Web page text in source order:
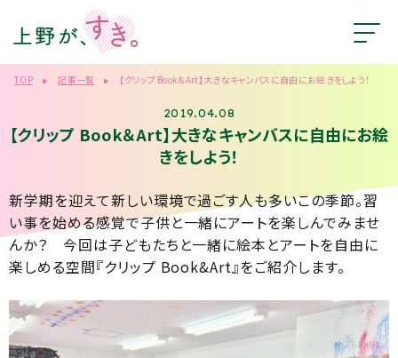
TOP 記事一覧 【クリップ Book＆Art】大きなキャンバスに自由にお絵きをしよう！
2019.04.08
【クリップ Book＆Art】大きなキャンバスに自由にお絵
きをしよう！
新学期を迎えて新しい環境で過ごす人も多いこの季節。習
い事を始める感覚で子供と一緒にアートを楽しんでみませ
んか？ 今回は子どもたちと一緒に絵本とアートを自由に
楽しめる空間『クリップ Book&Art』をご紹介します。